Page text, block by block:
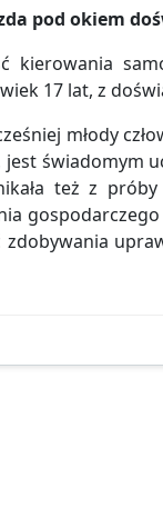
pod okiem
kierowania
17 lat, z
młody
świadomym
też z